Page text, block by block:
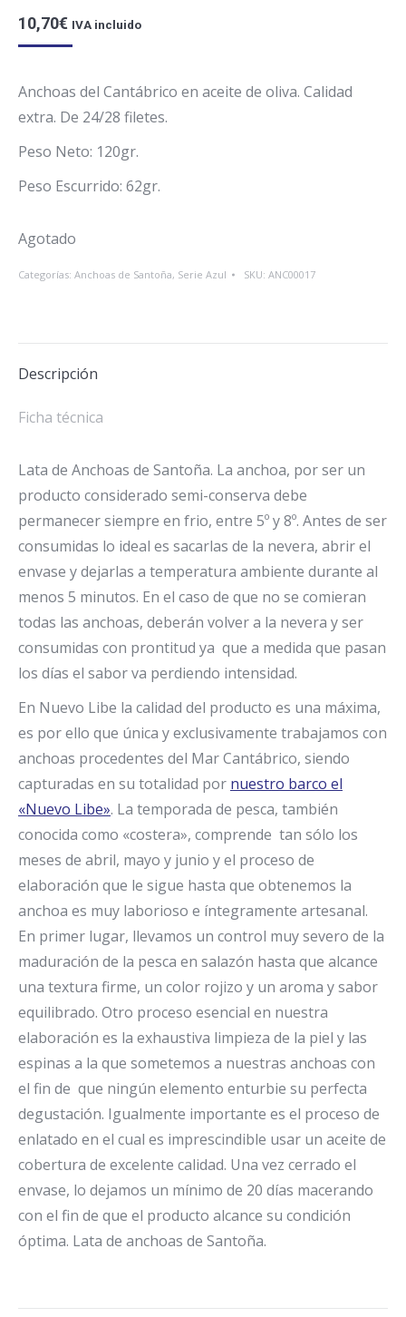
10,70€ IVA incluido
Anchoas del Cantábrico en aceite de oliva. Calidad
extra. De 24/28 filetes.
Peso Neto: 120gr.
Peso Escurrido: 62gr.
Agotado
Categorías: Anchoas de Santoña, Serie Azul SKU: ANC00017
Descripción
Ficha técnica
Lata de Anchoas de Santoña. La anchoa, por ser un
producto considerado semi-conserva debe
permanecer siempre en frio, entre 5º y 8º. Antes de ser
consumidas lo ideal es sacarlas de la nevera, abrir el
envase y dejarlas a temperatura ambiente durante al
menos 5 minutos. En el caso de que no se comieran
todas las anchoas, deberán volver a la nevera y ser
consumidas con prontitud ya que a medida que pasan
los días el sabor va perdiendo intensidad.
En Nuevo Libe la calidad del producto es una máxima,
es por ello que única y exclusivamente trabajamos con
anchoas procedentes del Mar Cantábrico, siendo
capturadas en su totalidad por nuestro barco el
«Nuevo Libe». La temporada de pesca, también
conocida como «costera», comprende tan sólo los
meses de abril, mayo y junio y el proceso de
elaboración que le sigue hasta que obtenemos la
anchoa es muy laborioso e íntegramente artesanal.
En primer lugar, llevamos un control muy severo de la
maduración de la pesca en salazón hasta que alcance
una textura firme, un color rojizo y un aroma y sabor
equilibrado. Otro proceso esencial en nuestra
elaboración es la exhaustiva limpieza de la piel y las
espinas a la que sometemos a nuestras anchoas con
el fin de que ningún elemento enturbie su perfecta
degustación. Igualmente importante es el proceso de
enlatado en el cual es imprescindible usar un aceite de
cobertura de excelente calidad. Una vez cerrado el
envase, lo dejamos un mínimo de 20 días macerando
con el fin de que el producto alcance su condición
óptima. Lata de anchoas de Santoña.